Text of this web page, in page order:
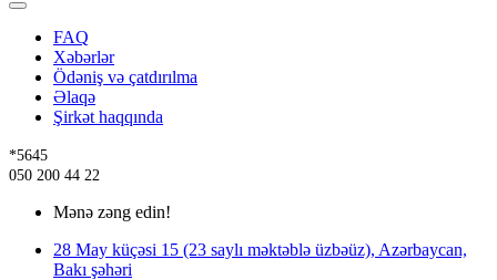
FAQ
Xəbərlər
Ödəniş və çatdırılma
Əlaqə
Şirkət haqqında
*5645
050 200 44 22
Mənə zəng edin!
28 May küçəsi 15 (23 saylı məktəblə üzbəüz), Azərbaycan,
Bakı şəhəri